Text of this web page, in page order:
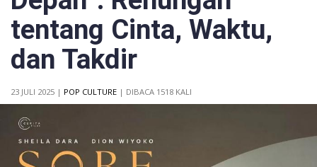
tentang Cinta, Waktu,
dan Takdir
23 JULI 2025 | POP CULTURE | DIBACA 1518 KALI